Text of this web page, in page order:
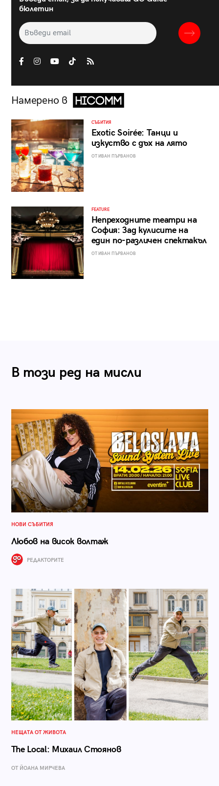
бюлетин
Намерено в
СЪБИТИЯ
Exotic Soirée: Танци и
изкуство с дъх на лято
ОТ ИВАН ПЪРВАНОВ
FEATURE
Непреходните театри на
София: Зад кулисите на
един по-различен спектакъл
ОТ ИВАН ПЪРВАНОВ
В този ред на мисли
НОВИ СЪБИТИЯ
Любов на висок волтаж
РЕДАКТОРИТЕ
НЕЩАТА ОТ ЖИВОТА
The Local: Михаил Стоянов
ОТ ЙОАНА МИРЧЕВА